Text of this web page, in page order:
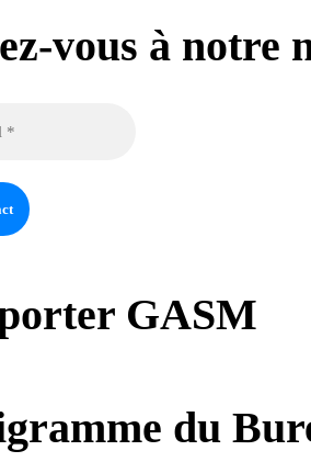
vous à notre
GASM
du